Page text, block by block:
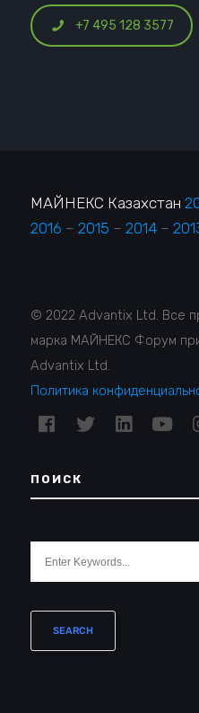
+7 495 128 3577
МАЙНЕКС Казахстан
2016 – 2015 – 2014 –
© 2022 Advantix Ltd. Все
марка МАЙНЕКС Форум
Advantix Ltd.
Политика
ПОИСК